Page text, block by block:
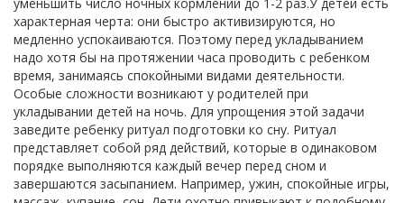
уменьшить число ночных кормлений до 1-2 раз.У детей есть
характерная черта: они быстро активизируются, но
медленно успокаиваются. Поэтому перед укладыванием
надо хотя бы на протяжении часа проводить с ребенком
время, занимаясь спокойными видами деятельности.
Особые сложности возникают у родителей при
укладывании детей на ночь. Для упрощения этой задачи
заведите ребенку ритуал подготовки ко сну. Ритуал
представляет собой ряд действий, которые в одинаковом
порядке выполняются каждый вечер перед сном и
завершаются засыпанием. Например, ужин, спокойные игры,